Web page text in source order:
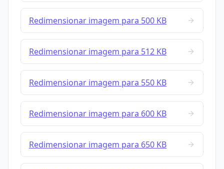
Redimensionar imagem para 500 KB
Redimensionar imagem para 512 KB
Redimensionar imagem para 550 KB
Redimensionar imagem para 600 KB
Redimensionar imagem para 650 KB